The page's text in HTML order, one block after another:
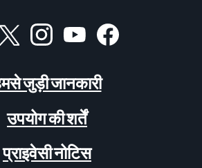
जुड़ी जानकारी
उपयोग की शर्तें
प्राइवेसी नोटिस